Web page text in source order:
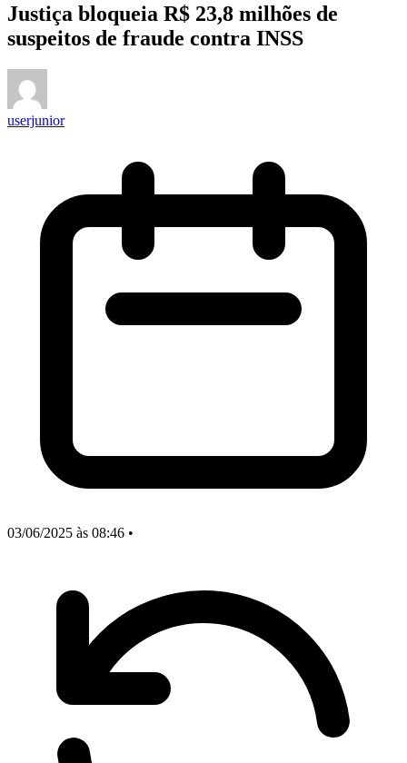
Justiça bloqueia R$ 23,8 milhões de
suspeitos de fraude contra INSS
userjunior
03/06/2025 às 08:46 •